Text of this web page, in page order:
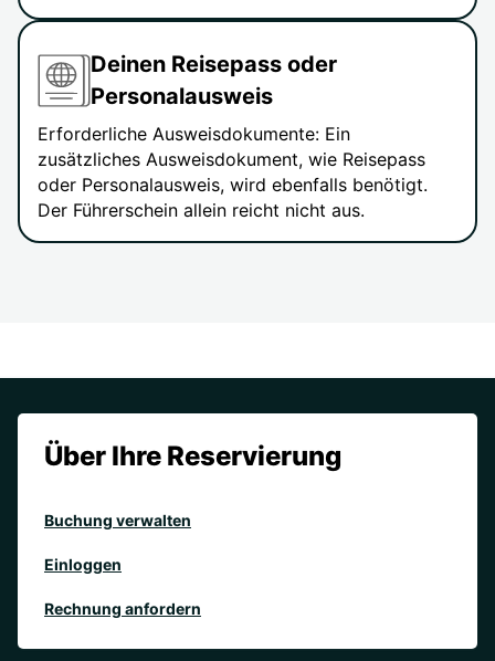
Deinen Reisepass oder
Personalausweis
Erforderliche Ausweisdokumente: Ein
zusätzliches Ausweisdokument, wie Reisepass
oder Personalausweis, wird ebenfalls benötigt.
Der Führerschein allein reicht nicht aus.
Über Ihre Reservierung
Buchung verwalten
Einloggen
Rechnung anfordern